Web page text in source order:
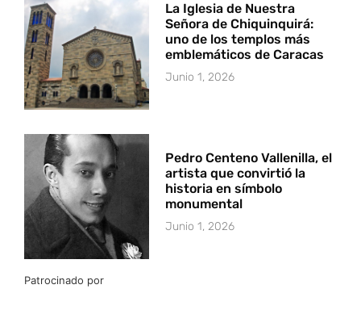
La Iglesia de Nuestra
Señora de Chiquinquirá:
uno de los templos más
emblemáticos de Caracas
Junio 1, 2026
Pedro Centeno Vallenilla, el
artista que convirtió la
historia en símbolo
monumental
Junio 1, 2026
Patrocinado por